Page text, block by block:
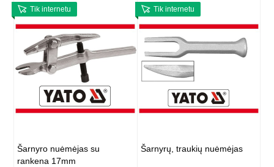
Tik internetu
Šarnyro nuėmėjas su
rankena 17mm
Tik internetu
Šarnyrų, traukių nuėmėjas